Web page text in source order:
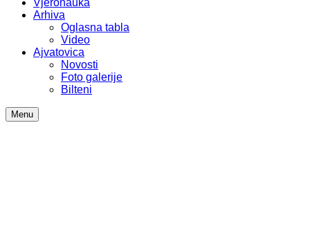
Vjeronauka
Arhiva
Oglasna tabla
Video
Ajvatovica
Novosti
Foto galerije
Bilteni
Menu